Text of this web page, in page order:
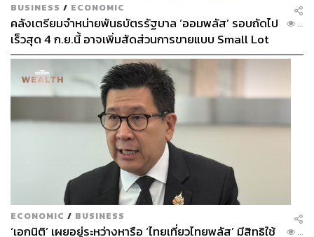
BUSINESS / ECONOMIC
คลังเตรียมจำหน่ายพันธบัตรรัฐบาล ‘ออมพลัส’ รอบถัดไป
เร็วสุด 4 ก.ย.นี้ อาจเพิ่มสัดส่วนการขายแบบ Small Lot
First มากขึ้น
...
ECONOMIC / BUSINESS
‘เอกนิติ’ เผยอยู่ระหว่างหารือ ‘ไทยเที่ยวไทยพลัส’ มีสิทธิใช้
...